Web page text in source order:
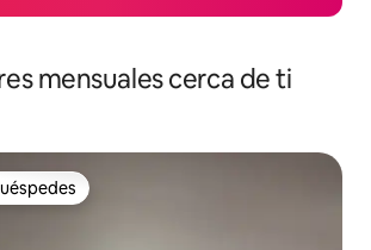
mensuales cerca de ti